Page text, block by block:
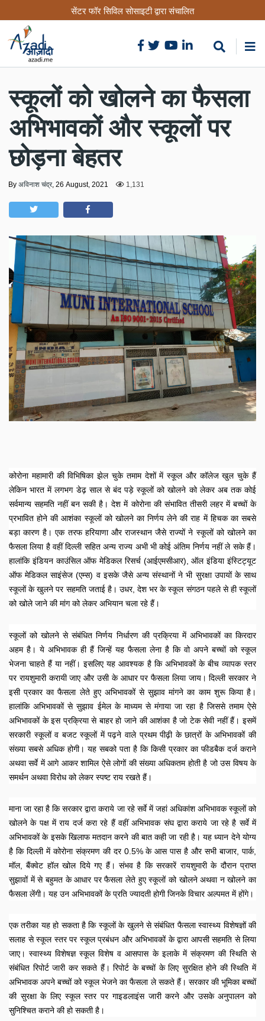
to
content
सेंटर फॉर सिविल सोसाइटी द्वारा संचालित
स्कूलों को खोलने का फैसला
अभिभावकों और स्कूलों पर
छोड़ना बेहतर
By अविनाश चंद्र, 26 August, 2021 1,131
कोरोना महामारी की विभिषिका झेल चुके तमाम देशों में स्कूल और कॉलेज खुल चुके हैं
लेकिन भारत में लगभग डेढ़ साल से बंद पड़े स्कूलों को खोलने को लेकर अब तक कोई
सर्वमान्य सहमति नहीं बन सकी है। देश में कोरोना की संभावित तीसरी लहर में बच्चों के
प्रभावित होने की आशंका स्कूलों को खोलने का निर्णय लेने की राह में हिचक का सबसे
बड़ा कारण है। एक तरफ हरियाणा और राजस्थान जैसे राज्यों ने स्कूलों को खोलने का
फैसला लिया है वहीं दिल्ली सहित अन्य राज्य अभी भी कोई अंतिम निर्णय नहीं ले सके हैं।
हालांकि इंडियन काउंसिल ऑफ मेडिकल रिसर्च (आईएमसीआर), ऑल इंडिया इंस्टिट्यूट
ऑफ मेडिकल साइंसेज (एम्स) व इसके जैसे अन्य संस्थानों ने भी सुरक्षा उपायों के साथ
स्कूलों के खुलने पर सहमति जताई है। उधर, देश भर के स्कूल संगठन पहले से ही स्कूलों
को खोले जाने की मांग को लेकर अभियान चला रहे हैं।
स्कूलों को खोलने से संबंधित निर्णय निर्धारण की प्रक्रिया में अभिभावकों का किरदार
अहम है। ये अभिभावक ही हैं जिन्हें यह फैसला लेना है कि वो अपने बच्चों को स्कूल
भेजना चाहते हैं या नहीं। इसलिए यह आवश्यक है कि अभिभावकों के बीच व्यापक स्तर
पर रायशुमारी करायी जाए और उसी के आधार पर फैसला लिया जाय। दिल्ली सरकार ने
इसी प्रकार का फैसला लेते हुए अभिभावकों से सुझाव मांगने का काम शुरू किया है।
हालांकि अभिभावकों से सुझाव ईमेल के माध्यम से मंगाया जा रहा है जिससे तमाम ऐसे
अभिभावकों के इस प्रक्रिया से बाहर हो जाने की आशंका है जो टेक सेवी नहीं हैं। इसमें
सरकारी स्कूलों व बजट स्कूलों में पढ़ने वाले प्रथम पीढ़ी के छात्रों के अभिभावकों की
संख्या सबसे अधिक होगी। यह सबको पता है कि किसी प्रकार का फीडबैक दर्ज कराने
अथवा सर्वे में आगे आकर शामिल ऐसे लोगों की संख्या अधिकतम होती है जो उस विषय के
समर्थन अथवा विरोध को लेकर स्पष्ट राय रखते हैं।
माना जा रहा है कि सरकार द्वारा कराये जा रहे सर्वे में जहां अधिकांश अभिभावक स्कूलों को
खोलने के पक्ष में राय दर्ज करा रहे हैं वहीं अभिभावक संघ द्वारा कराये जा रहे है सर्वे में
अभिभावकों के इसके खिलाफ मतदान करने की बात कही जा रही है। यह ध्यान देने योग्य
है कि दिल्ली में कोरोना संक्रमण की दर 0.5% के आस पास है और सभी बाजार, पार्क,
मॉल, बैंक्वेट हॉल खोल दिये गए हैं। संभव है कि सरकारें रायशुमारी के दौरान प्राप्त
सुझावों में से बहुमत के आधार पर फैसला लेते हुए स्कूलों को खोलने अथवा न खोलने का
फैसला लेंगी। यह उन अभिभावकों के प्रति ज्यादती होगी जिनके विचार अल्पमत में होंगे।
एक तरीका यह हो सकता है कि स्कूलों के खुलने से संबंधित फैसला स्वास्थ्य विशेषज्ञों की
सलाह से स्कूल स्तर पर स्कूल प्रबंधन और अभिभावकों के द्वारा आपसी सहमति से लिया
जाए। स्वास्थ्य विशेषज्ञ स्कूल विशेष व आसपास के इलाके में संक्रमण की स्थिति से
संबंधित रिपोर्ट जारी कर सकते हैं। रिपोर्ट के बच्चों के लिए सुरक्षित होने की स्थिति में
अभिभावक अपने बच्चों को स्कूल भेजने का फैसला ले सकते हैं। सरकार की भूमिका बच्चों
की सुरक्षा के लिए स्कूल स्तर पर गाइडलाइंस जारी करने और उसके अनुपालन को
सुनिश्चित कराने की हो सकती है।